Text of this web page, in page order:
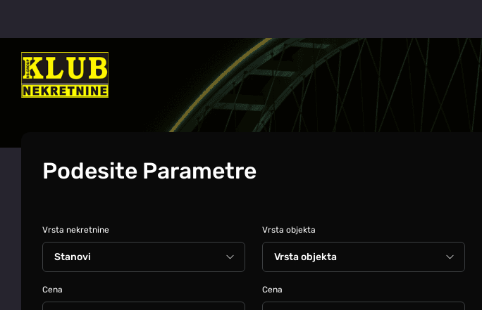
Podesite Parametre
Vrsta nekretnine Vrsta objekta
Cena Cena